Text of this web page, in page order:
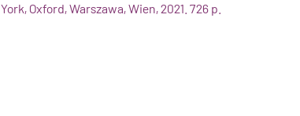
York, Oxford, Warszawa, Wien, 2021. 726 p.